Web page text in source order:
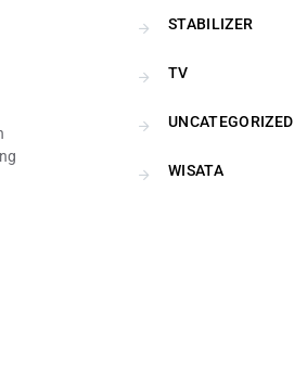
STABILIZER
TV
UNCATEGORIZED
WISATA